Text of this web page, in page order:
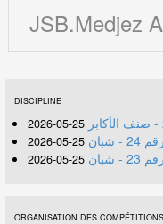
JSB.Medjez
DISCIPLINE
25-05-2026
شبان 25-05-2026
25-05-2026
ORGANISATION DES COMPÉTITIONS